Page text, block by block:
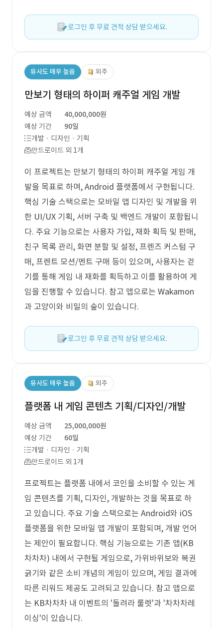
로그인 후 무료 견적 상담 받으세요.
유사도 매우 높음 외주
만보기 형태의 하이퍼 캐주얼 게임 개발
예상 금액
40,000,000원
예상 기간
90일
개발 · 디자인 · 기획
안드로이드 외 1개
이 프로젝트는 만보기 형태의 하이퍼 캐주얼 게임 개
발을 목표로 하며, Android 플랫폼에서 구현됩니다.
핵심 기술 스택으로는 모바일 앱 디자인 및 개발을 위
한 UI/UX 기획, 서버 구축 및 백엔드 개발이 포함됩니
다. 주요 기능으로는 사용자 가입, 재화 획득 및 판매,
친구 목록 관리, 화면 분할 및 설정, 프렌즈 커스텀 구
매, 프렌트 모션/멘트 구매 등이 있으며, 사용자는 걷
기를 통해 게임 내 재화를 획득하고 이를 활용하여 게
임을 진행할 수 있습니다. 참고 앱으로는 Wakamon
과 고양이와 비밀의 숲이 있습니다.
로그인 후 무료 견적 상담 받으세요.
유사도 매우 높음 외주
플랫폼 내 게임 콘텐츠 기획/디자인/개발
예상 금액
25,000,000원
예상 기간
60일
개발 · 디자인 · 기획
안드로이드 외 1개
프로젝트는 플랫폼 내에서 코인을 소비할 수 있는 게
임 콘텐츠를 기획, 디자인, 개발하는 것을 목표로 하
고 있습니다. 주요 기술 스택으로는 Android와 iOS
플랫폼을 위한 모바일 앱 개발이 포함되며, 개발 언어
는 제안이 필요합니다. 핵심 기능으로는 기존 앱(KB
차차차) 내에서 구현될 게임으로, 가위바위보와 복권
긁기와 같은 소비 개념의 게임이 있으며, 게임 결과에
따른 리워드 제공도 고려되고 있습니다. 참고 앱으로
는 KB차차차 내 이벤트의 '돌려라 룰렛'과 '차차차레
이싱'이 있습니다.